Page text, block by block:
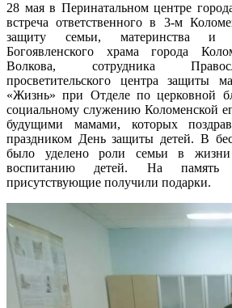
28 мая в Перинатальном центре
встреча ответственного в 3-м
защиту семьи, материнства и
Богоявленского храма города
Волкова, сотрудника
просветительского центра защиты
«Жизнь» при Отделе по церковной
социальному служению Коломенской
будущими мамами, которых
праздником День защиты детей. В
было уделено роли семьи в
воспитанию детей. На
присутствующие получили подарки.